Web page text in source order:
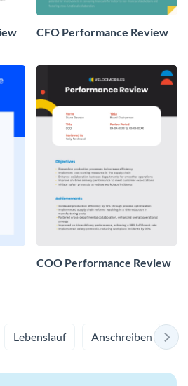
CFO Performance Review
COO Performance Review
Lebenslauf Anschreiben